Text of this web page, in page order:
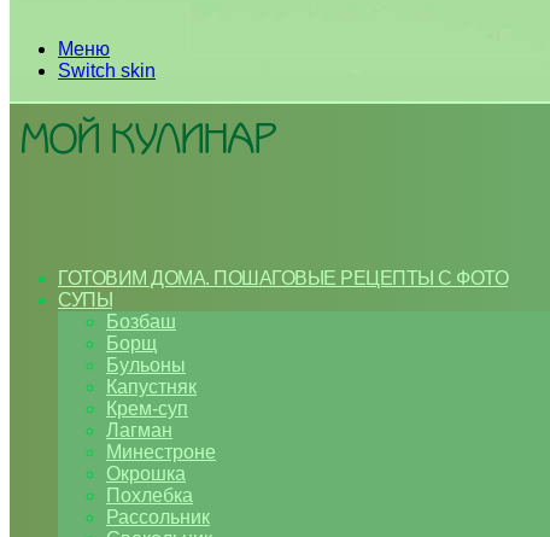
Меню
Switch skin
ГОТОВИМ ДОМА. ПОШАГОВЫЕ РЕЦЕПТЫ С ФОТО
СУПЫ
Бозбаш
Борщ
Бульоны
Капустняк
Крем-суп
Лагман
Минестроне
Окрошка
Похлебка
Рассольник